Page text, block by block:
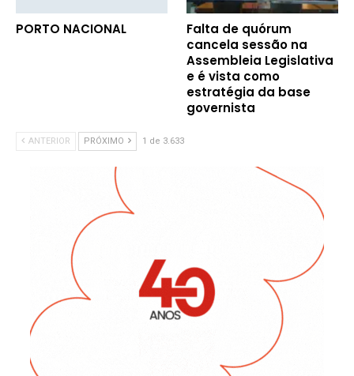
PORTO NACIONAL
Falta de quórum
cancela sessão na
Assembleia Legislativa
e é vista como
estratégia da base
governista
ANTERIOR PRÓXIMO 1 de 3.633